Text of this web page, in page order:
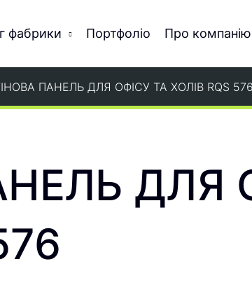
фабрики Портфоліо Про компанію
ПАНЕЛЬ ДЛЯ ОФІСУ ТА ХОЛІВ RQS 576
ДЛЯ